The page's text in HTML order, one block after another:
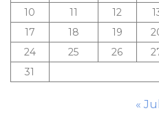
10
11 12
17
18 19
24
25 26
31
« Jul